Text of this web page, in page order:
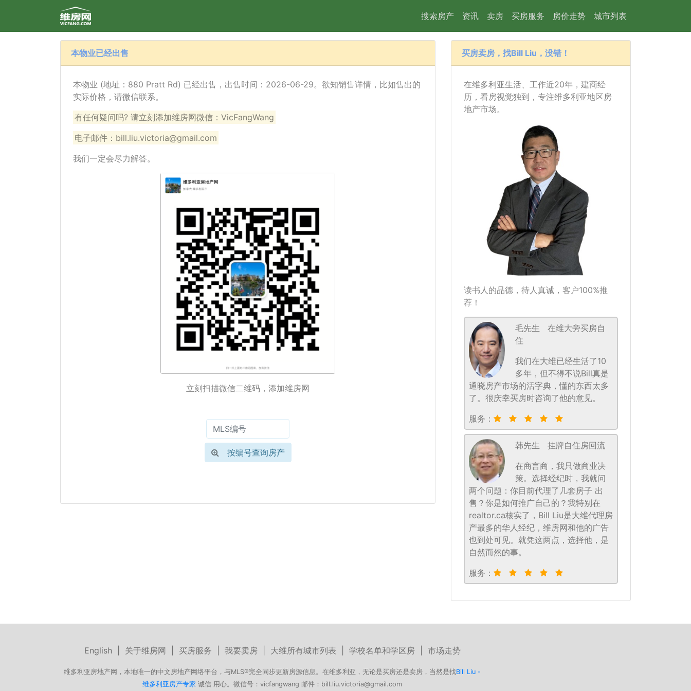
搜索房产 资讯 卖房 买房服务 房价走势 城市列表
本物业已经出售
本物业 (地址：880 Pratt Rd) 已经出售，出售时间：2026-06-29。欲知销售详情，比如售出的
实际价格，请微信联系。
有任何疑问吗? 请立刻添加维房网微信：VicFangWang
电子邮件：bill.liu.victoria@gmail.com
我们一定会尽力解答。
立刻扫描微信二维码，添加维房网
按编号查询房产
买房卖房，找Bill Liu，没错！
在维多利亚生活、工作近20年，建商经
历，看房视觉独到，专注维多利亚地区房
地产市场。
读书人的品德，待人真诚，客户100%推
荐！
毛先生
在维大旁买房自
住
我们在大维已经生活了10
多年，但不得不说Bill真是
通晓房产市场的活字典，懂的东西太多
了。很庆幸买房时咨询了他的意见。
服务：
韩先生
挂牌自住房回流
在商言商，我只做商业决
策。选择经纪时，我就问
两个问题：你目前代理了几套房子 出
售？你是如何推广自己的？我特别在
realtor.ca核实了，Bill Liu是大维代理房
产最多的华人经纪，维房网和他的广告
也到处可见。就凭这两点，选择他，是
自然而然的事。
服务：
English| 关于维房网 买房服务 我要卖房| 大维所有城市列表 学校名单和学区房| 市场走势
维多利亚房地产网，本地唯一的中文房地产网络平台，与MLS®完全同步更新房源信息。在维多利亚，无论是买房还是卖房，当然是找Bill Liu -
维多利亚房产专家 诚信 用心。微信号：vicfangwang 邮件：bill.liu.victoria@gmail.com